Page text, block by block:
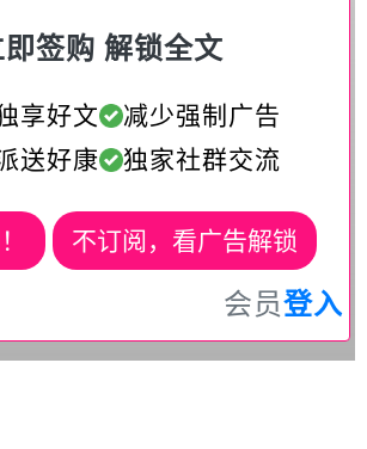
即签购 解锁全文
享好文
减少强制广告
送好康
独家社群交流
不订阅，看广告解锁
会员登入